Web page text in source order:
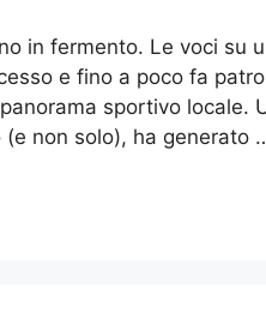
in fermento. Le voci su
e fino a poco fa
sportivo locale.
non solo), ha generato